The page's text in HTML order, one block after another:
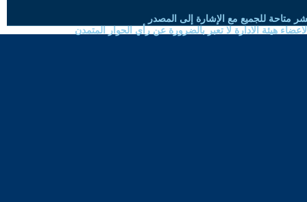
متاحة للجميع مع الإشارة إلى المصدر
هيئة الادارة لا تعبر بالضرورة عن رأي الحوار المتمدن